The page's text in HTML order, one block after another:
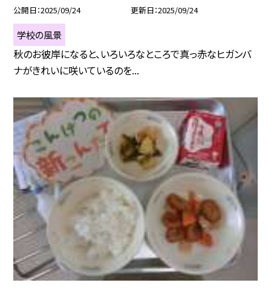
公開日 2025/09/24 更新日 2025/09/24
学校の風景
秋のお彼岸になると、いろいろなところで真っ赤なヒガンバ
ナがきれいに咲いているのを...